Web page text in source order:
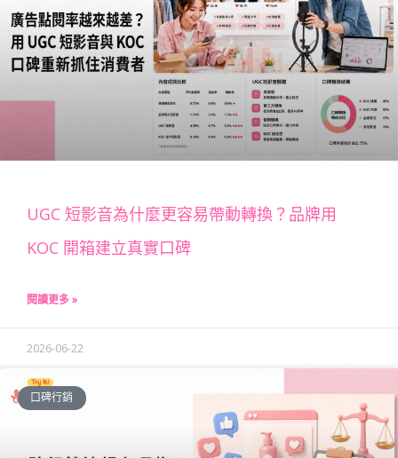
UGC 短影音為什麼更容易帶動轉換？品牌用
KOC 開箱建立真實口碑
閱讀更多 »
2026-06-22
口碑行銷